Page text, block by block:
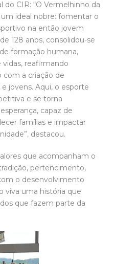
do CIR: “O Vermelhinho da
ideal nobre: fomentar o
na então jovem
128 anos, consolidou-se
formação humana,
reafirmando
a criação de
jovens. Aqui, o esporte
e se torna
capaz de
famílias e impactar
destacou.
que acompanham o
pertencimento,
o desenvolvimento
viva uma história que
que fazem parte da